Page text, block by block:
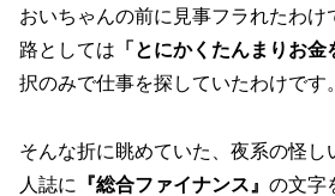
おいちゃんの前に見事フラれたわけ
路としては 「とにかくたんまりお金
択のみで仕事を探していたわけです。
そんな折に眺めていた、夜系の怪し
人誌に
『総合ファイナンス』 の文字